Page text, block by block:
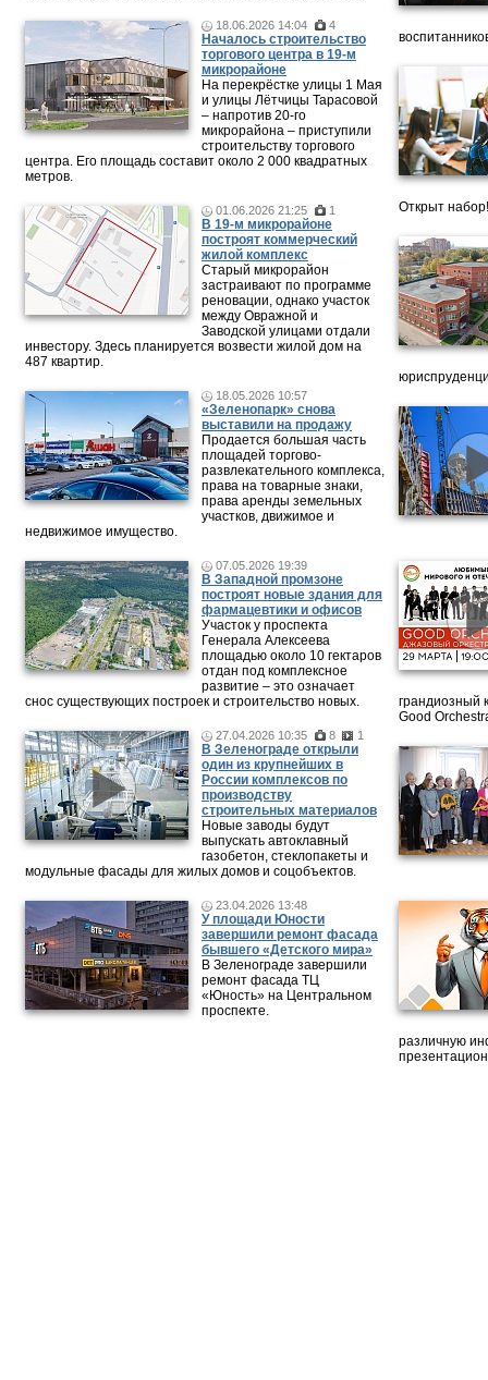
18.06.2026 14:04 4
Началось строительство
торгового центра в 19-м
микрорайоне
На перекрёстке улицы 1 Мая
и улицы Лётчицы Тарасовой
– напротив 20‑го
микрорайона – приступили
строительству торгового
центра. Его площадь составит около 2 000 квадратных
метров.
01.06.2026 21:25 1
В 19-м микрорайоне
построят коммерческий
жилой комплекс
Старый микрорайон
застраивают по программе
реновации, однако участок
между Овражной и
Заводской улицами отдали
инвестору. Здесь планируется возвести жилой дом на
487 квартир.
18.05.2026 10:57
«Зеленопарк» снова
выставили на продажу
Продается большая часть
площадей торгово-
развлекательного комплекса,
права на товарные знаки,
права аренды земельных
участков, движимое и
недвижимое имущество.
07.05.2026 19:39
В Западной промзоне
построят новые здания для
фармацевтики и офисов
Участок у проспекта
Генерала Алексеева
площадью около 10 гектаров
отдан под комплексное
развитие – это означает
снос существующих построек и строительство новых.
27.04.2026 10:35 8 1
В Зеленограде открыли
один из крупнейших в
России комплексов по
производству
строительных материалов
Новые заводы будут
выпускать автоклавный
газобетон, стеклопакеты и
модульные фасады для жилых домов и соцобъектов.
23.04.2026 13:48
У площади Юности
завершили ремонт фасада
бывшего «Детского мира»
В Зеленограде завершили
ремонт фасада ТЦ
«Юность» на Центральном
проспекте.
Открыт набор!
грандиозный
Good
различную